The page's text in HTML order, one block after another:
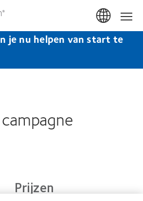
je nu helpen van start te
Prijzen